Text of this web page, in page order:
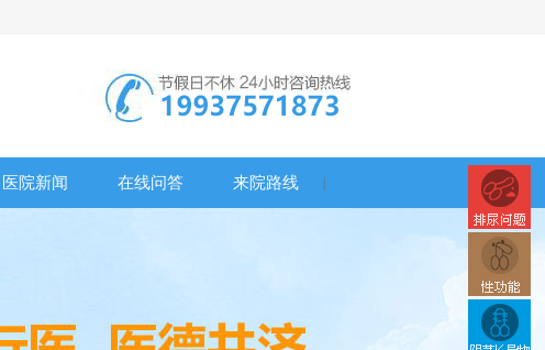
医院新闻 在线问答 来院路线